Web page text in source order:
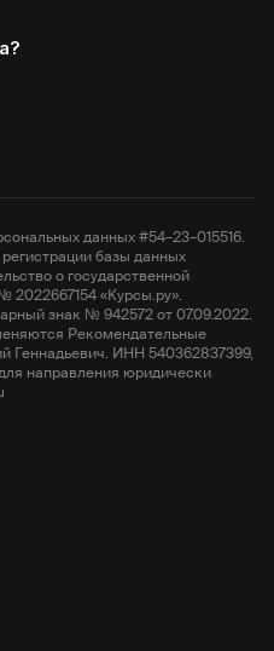
данных #54–23–015516.
базы данных
о государственной
«Курсы.ру».
знак № 942572 от 07.09.2022.
Рекомендательные
Геннадьевич. ИНН 540362837399,
направления юридически